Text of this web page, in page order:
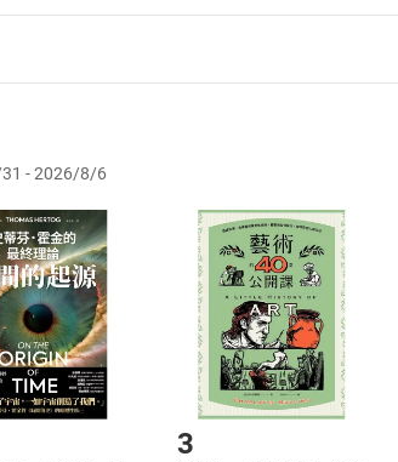
1項後段暨通訊交易解除權合理例外情事適用
代表知悉本店鋪所銷售之商品為電子書，屬
退貨退款。
貨時，請登入樂天市場，並於「我的訂單」
核，待審核通過後將為您辦理退款事宜。
單位進行取消/退貨，恕無法以單支商品取消
放入購物車
Shopping cart
登入帳號
Login
Step2.登入
- 2026/8/6
3